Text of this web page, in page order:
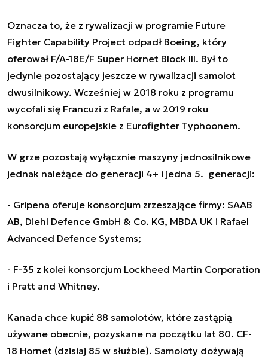
Oznacza to, że z rywalizacji w programie Future
Fighter Capability Project odpadł Boeing, który
oferował F/A-18E/F Super Hornet Block III. Był to
jedynie pozostający jeszcze w rywalizacji samolot
dwusilnikowy. Wcześniej w 2018 roku z programu
wycofali się Francuzi z Rafale, a w 2019 roku
konsorcjum europejskie z Eurofighter Typhoonem.
W grze pozostają wyłącznie maszyny jednosilnikowe
jednak należące do generacji 4+ i jedna 5. generacji:
- Gripena oferuje konsorcjum zrzeszające firmy: SAAB
AB, Diehl Defence GmbH & Co. KG, MBDA UK i Rafael
Advanced Defence Systems;
- F-35 z kolei konsorcjum Lockheed Martin Corporation
i Pratt and Whitney.
Kanada chce kupić 88 samolotów, które zastąpią
używane obecnie, pozyskane na początku lat 80. CF-
18 Hornet (dzisiaj 85 w służbie). Samoloty dożywają